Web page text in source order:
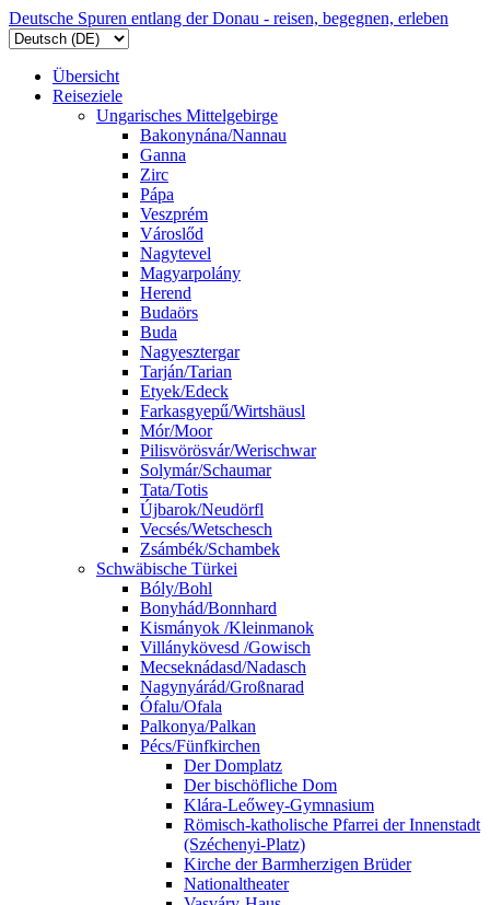
Deutsche Spuren entlang der Donau - reisen, begegnen, erleben
Übersicht
Reiseziele
Ungarisches Mittelgebirge
Bakonynána/Nannau
Ganna
Zirc
Pápa
Veszprém
Városlőd
Nagytevel
Magyarpolány
Herend
Budaörs
Buda
Nagyesztergar
Tarján/Tarian
Etyek/Edeck
Farkasgyepű/Wirtshäusl
Mór/Moor
Pilisvörösvár/Werischwar
Solymár/Schaumar
Tata/Totis
Újbarok/Neudörfl
Vecsés/Wetschesch
Zsámbék/Schambek
Schwäbische Türkei
Bóly/Bohl
Bonyhád/Bonnhard
Kismányok /Kleinmanok
Villánykövesd /Gowisch
Mecseknádasd/Nadasch
Nagynyárád/Großnarad
Ófalu/Ofala
Palkonya/Palkan
Pécs/Fünfkirchen
Der Domplatz
Der bischöfliche Dom
Klára-Leőwey-Gymnasium
Römisch-katholische Pfarrei der Innenstadt
(Széchenyi-Platz)
Kirche der Barmherzigen Brüder
Nationaltheater